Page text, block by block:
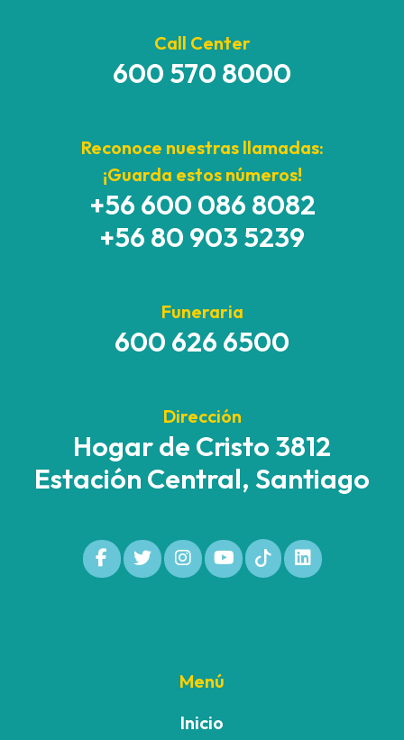
Call Center
600 570 8000
Reconoce nuestras llamadas:
¡Guarda estos números!
+56 600 086 8082
+56 80 903 5239
Funeraria
600 626 6500
Dirección
Hogar de Cristo 3812
Estación Central, Santiago
Menú
Inicio